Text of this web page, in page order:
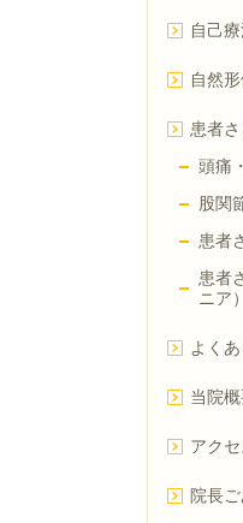
自己
自然
患者
頭痛
股関
患者
患者
ニア）
よく
当院
アクセ
院長